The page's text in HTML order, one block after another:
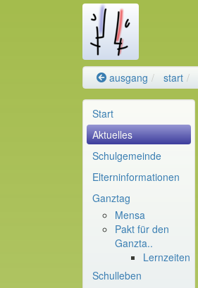
ausgang start
Start
Aktuelles
Schulgemeinde
Elterninformationen
Ganztag
Mensa
Pakt für den
Ganzta..
Lernzeiten
Schulleben